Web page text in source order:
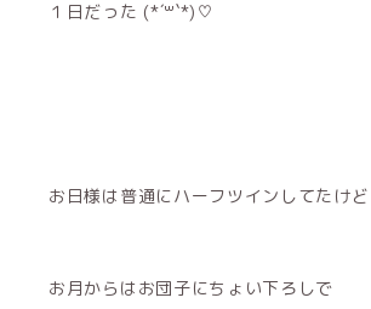
１日だった (*´꒳`*)♡
お日様は普通にハーフツインしてたけど
お月からはお団子にちょい下ろしで